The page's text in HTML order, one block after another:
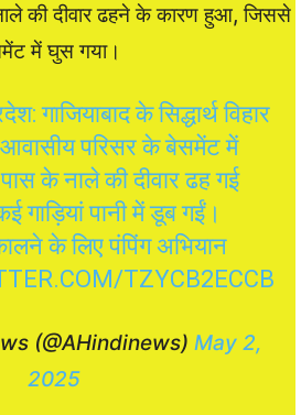
की दीवार ढहने के कारण हुआ, जिससे
में घुस गया।
गाजियाबाद के सिद्धार्थ विहार
परिसर के बेसमेंट में
के नाले की दीवार ढह गई
पानी में डूब गईं।
के लिए पंपिंग अभियान
TZYCB2ECCB
(@AHindinews) May 2,
2025